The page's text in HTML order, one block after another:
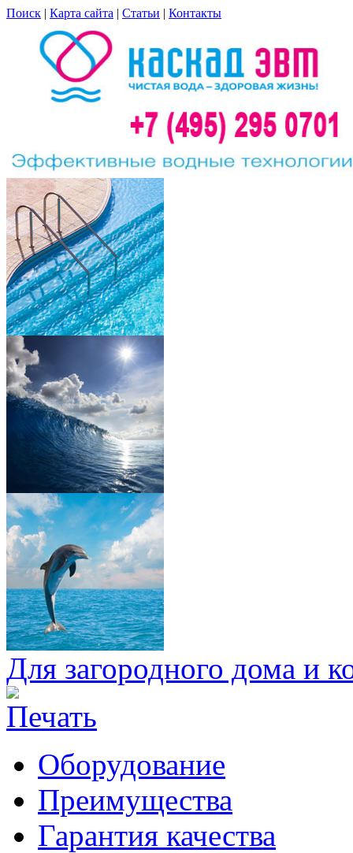
Поиск | Карта сайта | Статьи | Контакты
Для загородного дома и
Оборудование
Преимущества
Гарантия качества